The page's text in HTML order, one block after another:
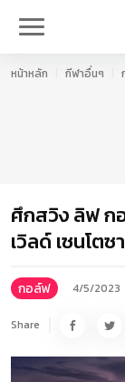
หน้าหลัก กีฬาอื่นๆ
ศึกสวิง ลิฟ ก
เวิลด์ เซนโตซา
กอล์ฟ 4/5/2023
Share